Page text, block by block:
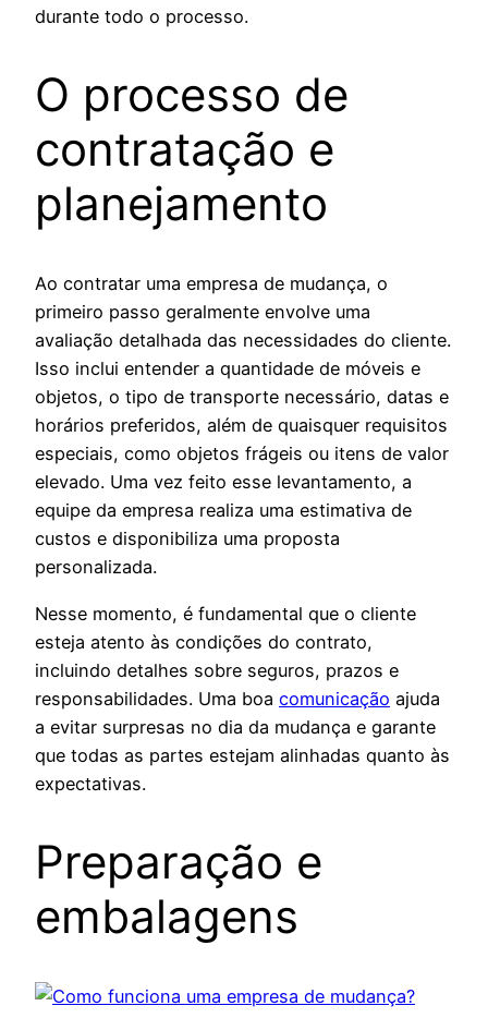
durante todo o processo.
O processo de
contratação e
planejamento
Ao contratar uma empresa de mudança, o
primeiro passo geralmente envolve uma
avaliação detalhada das necessidades do cliente.
Isso inclui entender a quantidade de móveis e
objetos, o tipo de transporte necessário, datas e
horários preferidos, além de quaisquer requisitos
especiais, como objetos frágeis ou itens de valor
elevado. Uma vez feito esse levantamento, a
equipe da empresa realiza uma estimativa de
custos e disponibiliza uma proposta
personalizada.
Nesse momento, é fundamental que o cliente
esteja atento às condições do contrato,
incluindo detalhes sobre seguros, prazos e
responsabilidades. Uma boa comunicação ajuda
a evitar surpresas no dia da mudança e garante
que todas as partes estejam alinhadas quanto às
expectativas.
Preparação e
embalagens